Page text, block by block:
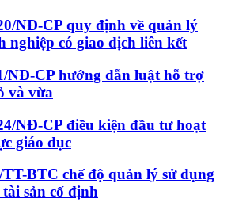
NĐ-CP quy định về quản lý
nghiệp có giao dịch liên kết
NĐ-CP hướng dẫn luật hỗ trợ
và vừa
NĐ-CP điều kiện đầu tư hoạt
giáo dục
BTC chế độ quản lý sử dụng
sản cố định